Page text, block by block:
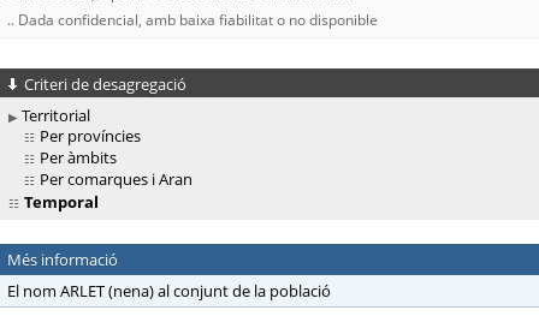
.. Dada confidencial, amb baixa fiabilitat o no disponible
Criteri de desagregació
Territorial
Per províncies
Per àmbits
Per comarques i Aran
Temporal
Més informació
El nom ARLET (nena) al conjunt de la població